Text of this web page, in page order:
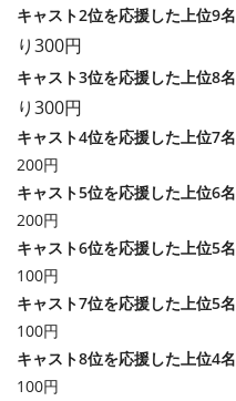
キャスト2位を応援した上位9名
り300円
キャスト3位を応援した上位8名
り300円
キャスト4位を応援した上位7名
200円
キャスト5位を応援した上位6名
200円
キャスト6位を応援した上位5名
100円
キャスト7位を応援した上位5名
100円
キャスト8位を応援した上位4名
100円